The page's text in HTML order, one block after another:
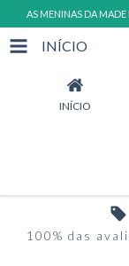
AS MENINAS DA MADE
INÍCIO
INÍCIO
100% das